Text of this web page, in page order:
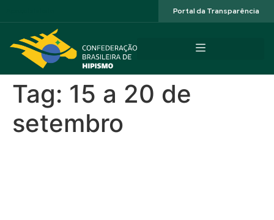
Portal da Transparência
Tag: 15 a 20 de
setembro